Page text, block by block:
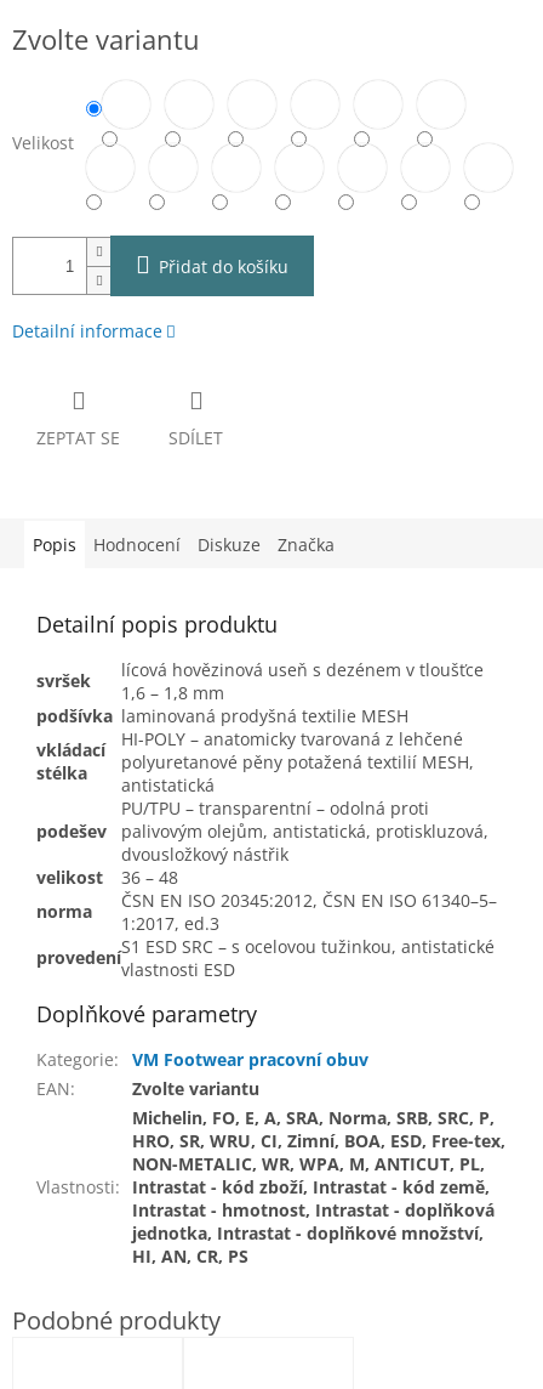
cena:
Zvolte variantu
Velikost
Přidat do košíku
Detailní informace
ZEPTAT SE SDÍLET
Popis Hodnocení Diskuze Značka
Detailní popis produktu
svršek
lícová hovězinová useň s dezénem v tloušťce
1,6 – 1,8 mm
podšívka laminovaná prodyšná textilie MESH
vkládací
stélka
HI-POLY – anatomicky tvarovaná z lehčené
polyuretanové pěny potažená textilií MESH,
antistatická
podešev
PU/TPU – transparentní – odolná proti
palivovým olejům, antistatická, protiskluzová,
dvousložkový nástřik
velikost
36 – 48
norma
ČSN EN ISO 20345:2012, ČSN EN ISO 61340–5–
1:2017, ed.3
provedeníS1 ESD SRC – s ocelovou tužinkou, antistatické
vlastnosti ESD
Doplňkové parametry
Kategorie:
VM Footwear pracovní obuv
EAN: Zvolte variantu
Vlastnosti:
Michelin, FO, E, A, SRA, Norma, SRB, SRC, P,
HRO, SR, WRU, CI, Zimní, BOA, ESD, Free-tex,
NON-METALIC, WR, WPA, M, ANTICUT, PL,
Intrastat - kód zboží, Intrastat - kód země,
Intrastat - hmotnost, Intrastat - doplňková
jednotka, Intrastat - doplňkové množství,
HI, AN, CR, PS